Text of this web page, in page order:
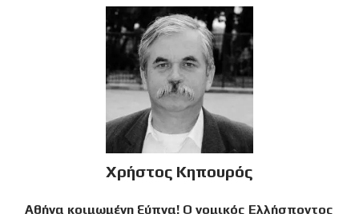
Χρήστος Κηπουρός
Αθήνα κοιμωμένη ξύπνα! Ο νομικός Ελλήσποντος